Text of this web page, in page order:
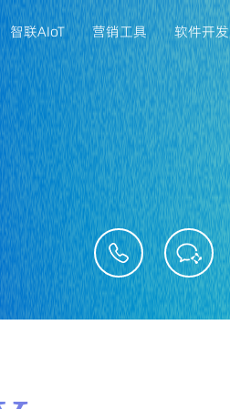
智联AIoT 营销工具 软件开发